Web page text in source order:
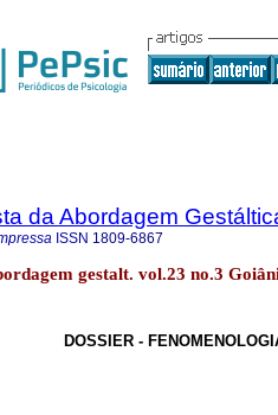
da Abordagem
ISSN 1809-6867
gestalt. vol.23 no.3
DOSSIER -